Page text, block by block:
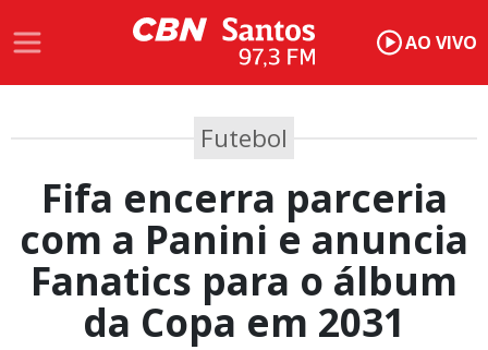
AO VIVO
Futebol
Fifa encerra parceria
com a Panini e anuncia
Fanatics para o álbum
da Copa em 2031